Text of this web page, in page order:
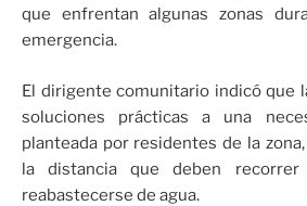
que enfrentan algunas zonas
emergencia.
El dirigente comunitario indicó que
soluciones prácticas a una
planteada por residentes de la
la distancia que deben recorrer
reabastecerse de agua.